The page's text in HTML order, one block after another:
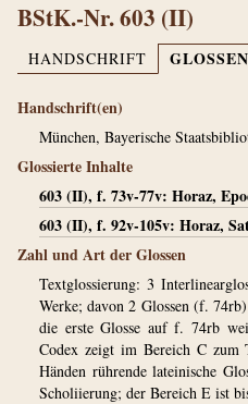
BStK.-Nr. 603 (II)
HANDSCHRIFT GLOSSEN
Handschrift(en)
München, Bayerische
Glossierte Inhalte
603 (II), f. 73v-77v: Horaz,
603 (II), f. 92v-105v: Horaz,
Zahl und Art der Glossen
Textglossierung: 3
Werke; davon 2 Glossen (f.
die erste Glosse auf f. 74rb
Codex zeigt im Bereich C zum
Händen rührende lateinische
Scholiierung; der Bereich E ist